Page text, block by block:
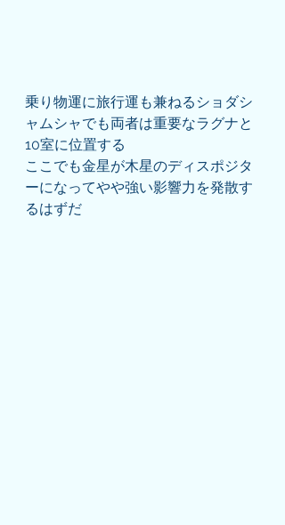
乗り物運に旅行運も兼ねるショダシ
ャムシャでも両者は重要なラグナと
10室に位置する
ここでも金星が木星のディスポジタ
ーになってやや強い影響力を発散す
るはずだ